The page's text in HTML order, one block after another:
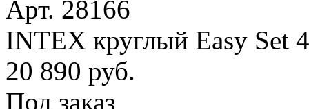
Арт. 28166
INTEX круглый Easy Set
20 890 руб.
Под заказ